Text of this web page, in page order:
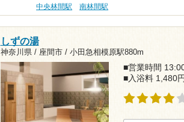
中央林間駅
南林間駅
しずの湯
神奈川県 / 座間市 / 小田急相模原駅880m
■営業時間
■入浴料 1,480